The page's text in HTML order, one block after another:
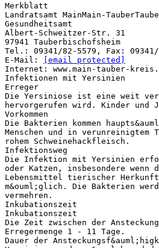
Merkblatt
Landratsamt MainMain-
Gesundheitsamt
Albert-Schweitzer-Str. 31
97941 Tauberbischofsheim
Tel.: 09341/82-5579, Fax: 09341/
E-Mail:
[email protected]
Internet: www.main-tauber-
Infektionen mit Yersinien
Erreger
Die Yersiniose ist eine weit
hervorgerufen wird. Kinder und
Vorkommen
Die Bakterien kommen
Menschen und in
rohem Schweinehackfleisch.
Infektionsweg
Die Infektion mit Yersinien
oder Katzen, insbesondere wenn
Lebensmittel tierischer Herkunft.
m&ouml;glich. Die Bakterien
vermehren.
Inkubationszeit
Inkubationszeit
Die Zeit zwischen der
Erregermenge 1 - 11 Tage.
Dauer der